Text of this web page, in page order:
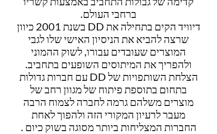
ברחבי העולם.
דיוויד הקים בתחילה את DD בשנת 2001 כיוון
שרצה להביא את הניסיון האישי שלו לגבי
המוצרים שעובדים עבורו, לשוק ההמוני
ולהפריך את המיתוסים השופעים בתחביב.
הצלחת השותפויות של DD עם חברות גדולות
בתחום בתוספת פיתוח של מגוון רחב של
מוצרים משלהם גרמה לחברה לצמוח הרבה
מעבר לרעיון המקורי הזה ולהפוך לאחת
החברות המצליחות ביותר מסוגה בשוק כיום .